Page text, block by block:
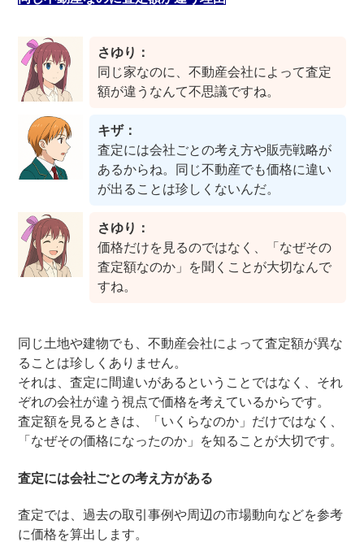
さゆり：
同じ家なのに、不動産会社によって査定
額が違うなんて不思議ですね。
キザ：
査定には会社ごとの考え方や販売戦略が
あるからね。同じ不動産でも価格に違い
が出ることは珍しくないんだ。
さゆり：
価格だけを見るのではなく、「なぜその
査定額なのか」を聞くことが大切なんで
すね。
同じ土地や建物でも、不動産会社によって査定額が異な
ることは珍しくありません。
それは、査定に間違いがあるということではなく、それ
ぞれの会社が違う視点で価格を考えているからです。
査定額を見るときは、「いくらなのか」だけではなく、
「なぜその価格になったのか」を知ることが大切です。
査定には会社ごとの考え方がある
査定では、過去の取引事例や周辺の市場動向などを参考
に価格を算出します。